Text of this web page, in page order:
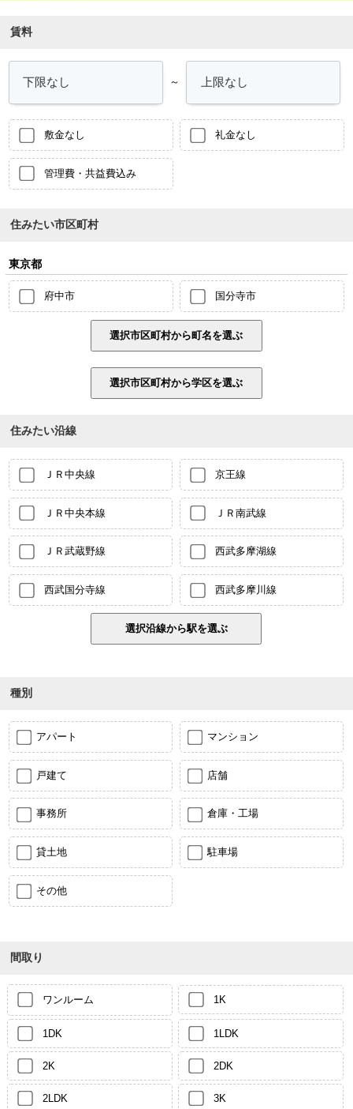
賃料
～
敷金なし 礼金なし
管理費・共益費込み
住みたい市区町村
東京都
府中市 国分寺市
住みたい沿線
ＪＲ中央線 京王線
ＪＲ中央本線 ＪＲ南武線
ＪＲ武蔵野線 西武多摩湖線
西武国分寺線 西武多摩川線
種別
アパート マンション
戸建て 店舗
事務所 倉庫・工場
貸土地 駐車場
その他
間取り
ワンルーム 1K
1DK 1LDK
2K 2DK
2LDK 3K